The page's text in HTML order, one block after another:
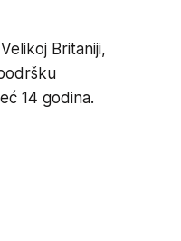
Britaniji,
14 godina.